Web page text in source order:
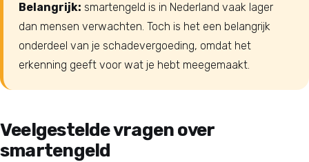
Belangrijk: smartengeld is in Nederland vaak lager
dan mensen verwachten. Toch is het een belangrijk
onderdeel van je schadevergoeding, omdat het
erkenning geeft voor wat je hebt meegemaakt.
Veelgestelde vragen over
smartengeld